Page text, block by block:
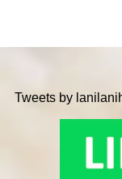
Tweets by